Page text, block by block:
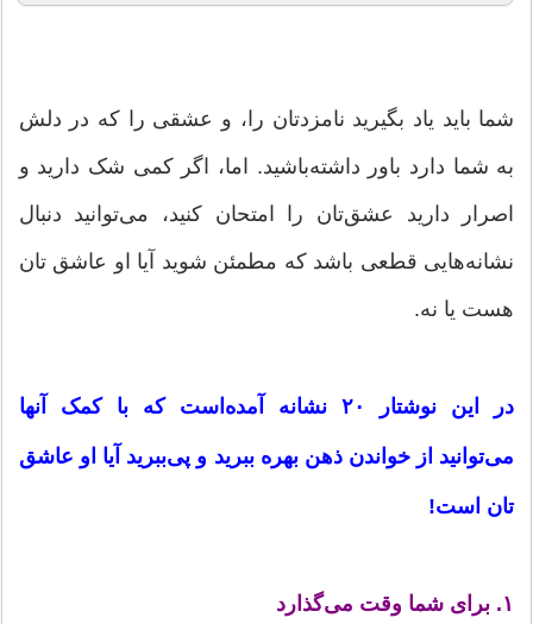
شما باید یاد بگیرید نامزدتان را، و عشقی را که در دلش
به شما دارد باور داشته‌باشید. اما، اگر کمی شک دارید و
اصرار دارید عشق‌تان را امتحان کنید، می‌توانید دنبال
نشانه‌هایی قطعی باشد که مطمئن شوید آیا او عاشق تان
هست یا نه.
در این نوشتار ۲۰ نشانه آمده‌است که با کمک آنها
می‌توانید از خواندن ذهن بهره ببرید و پی‌ببرید آیا او عاشق
تان است!
۱. برای شما وقت می‌گذارد